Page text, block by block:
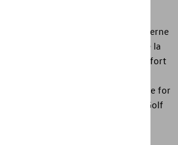
Golf associe un style moderne
générations emblématiques de la
coton single jersey, il offre un confort
tandis que la poche poitrine avec
slogan « Golf – Made by life. Made for
production des modèles Golf 1 à Golf
originale. L’impression de la
et l’étiquette latérale discrète